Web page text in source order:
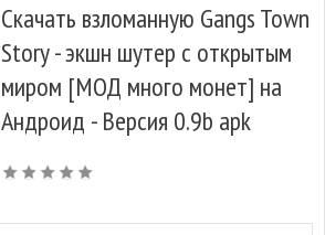
Скачать взломанную Gangs Town
Story - экшн шутер с открытым
миром [МОД много монет] на
Андроид - Версия 0.9b apk